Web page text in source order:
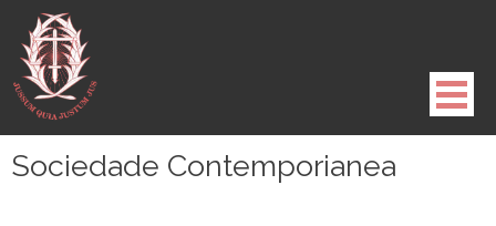
para
conteúdo
Sociedade Contemporianea